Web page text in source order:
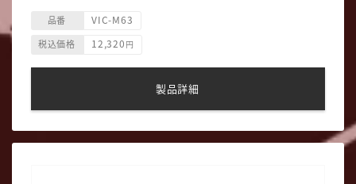
ヘッド形状 ラウンド
品番 VIC-M63
税込価格 12,320 円
製品詳細